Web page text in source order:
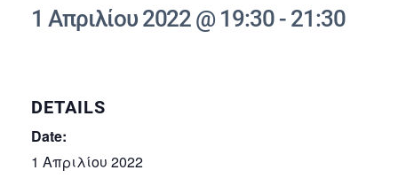
1 Απριλίου 2022 @ 19:30 - 21:30
DETAILS
Date:
1 Απριλίου 2022